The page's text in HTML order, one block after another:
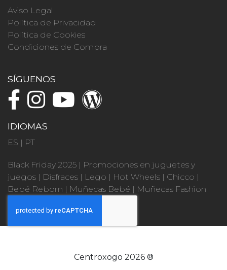
Aviso Legal
Política de Privacidad
Política de Cookies
Condiciones de Compra
SÍGUENOS
IDIOMAS
ES | PT
Black Friday 2025 | Promociones en juguetes y
juegos | Disfraces | Lego | Hot Wheels | Chicco |
Bebé Reborn | Muñecas Bebé | Muñecas Fashion
Centroxogo 2026 ®